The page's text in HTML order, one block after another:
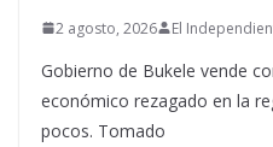
2 agosto, 2026 El
Gobierno de Bukele vende
económico rezagado en la
pocos. Tomado